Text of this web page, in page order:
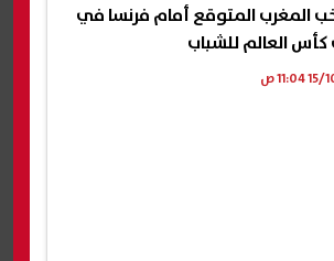
المغرب المتوقع أمام فرنسا في
العالم للشباب